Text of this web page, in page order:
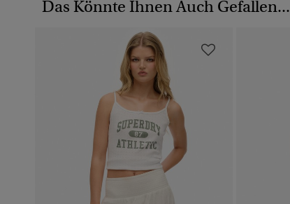
Das Könnte Ihnen Auch Gefallen...